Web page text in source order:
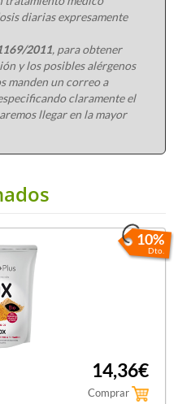
diarias expresamente
2011, para obtener
y los posibles alérgenos
manden un correo a
claramente el
llegar en la mayor
10%
Dto.
14,36€
Comprar